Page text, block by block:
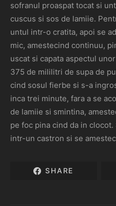
sofranul proaspat tocat si
cuscus si sos de lamiie.
untul intr-o cratita, apoi se
mic, amestecind continuu,
uscat si capata aspectul
375 de mililitri de supa de
cind sosul fierbe si s-a
inca trei minute, fara a se
de lamiie si smintina,
pe foc pina cind da in
intr-un castron si se
SHARE